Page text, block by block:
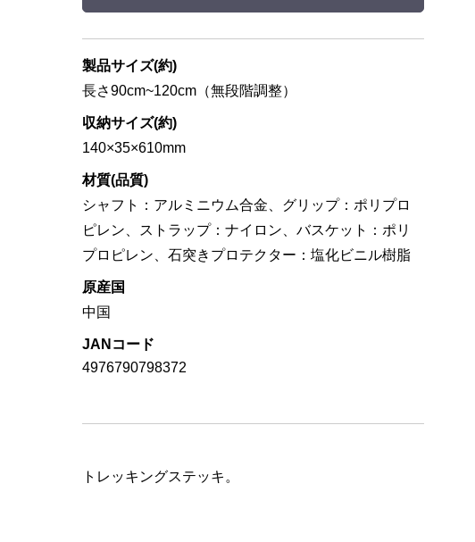
製品サイズ(約)
長さ90cm~120cm（無段階調整）
収納サイズ(約)
140×35×610mm
材質(品質)
シャフト：アルミニウム合金、グリップ：ポリプロ
ピレン、ストラップ：ナイロン、バスケット：ポリ
プロピレン、石突きプロテクター：塩化ビニル樹脂
原産国
中国
JANコード
4976790798372
トレッキングステッキ。